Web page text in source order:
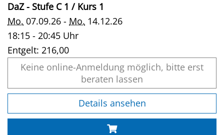
DaZ - Stufe C 1 / Kurs 1
Mo. 07.09.26 - Mo. 14.12.26
18:15 - 20:45 Uhr
Entgelt: 216,00
Keine online-Anmeldung möglich, bitte erst
beraten lassen
Details ansehen